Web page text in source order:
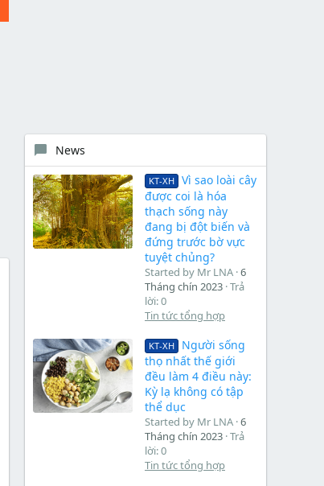
News
KT-XH
Vì sao loài cây
được coi là hóa
thạch sống này
đang bị đột biến và
đứng trước bờ vực
tuyệt chủng?
Started by Mr LNA 6
Tháng chín 2023 Trả
lời: 0
Tin tức tổng hợp
KT-XH
Người sống
thọ nhất thế giới
đều làm 4 điều này:
Kỳ lạ không có tập
thể dục
Started by Mr LNA 6
Tháng chín 2023 Trả
lời: 0
Tin tức tổng hợp